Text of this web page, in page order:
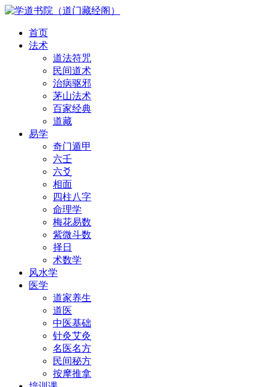
首页
法术
道法符咒
民间道术
治病驱邪
茅山法术
百家经典
道藏
易学
奇门遁甲
六壬
六爻
相面
四柱八字
命理学
梅花易数
紫微斗数
择日
术数学
风水学
医学
道家养生
道医
中医基础
针灸艾灸
名医名方
民间秘方
按摩推拿